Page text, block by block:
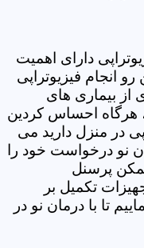
دارای اهمیت
انجام فیزیوتراپی
از بیماری های
هرگاه احساس کردین
در منزل دارید می
نو درخواست خود را
ممکن پرسنل
تکمیل بر
تا با درمان نو در